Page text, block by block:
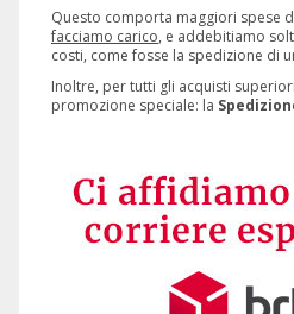
Questo comporta maggiori spese
facciamo carico, e addebitiamo
costi, come fosse la spedizione di
Inoltre, per tutti gli acquisti
promozione speciale: la